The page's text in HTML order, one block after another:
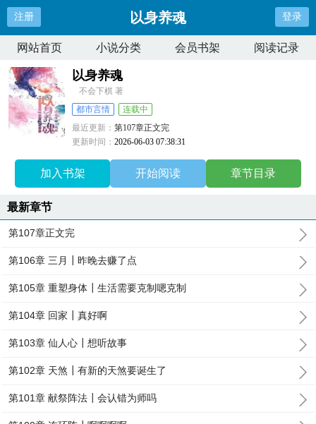
注册 以身养魂 登录
网站首页 小说分类 会员书架 阅读记录
以身养魂
不会下棋 著
都市言情
连载中
最近更新：第107章正文完
更新时间：2026-06-03 07:38:31
加入书架 开始阅读 章节目录
最新章节
第107章正文完
第106章 三月┃昨晚去赚了点
第105章 重塑身体┃生活需要克制嗯克制
第104章 回家┃真好啊
第103章 仙人心┃想听故事
第102章 天煞┃有新的天煞要诞生了
第101章 献祭阵法┃会认错为师吗